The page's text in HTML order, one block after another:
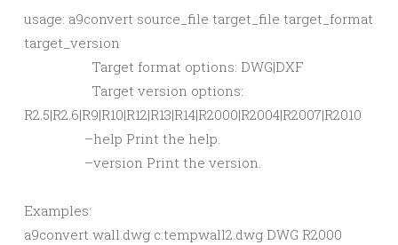
usage: a9convert source_file target_file target_format
target_version
Target format options: DWG|DXF
Target version options:
R2.5|R2.6|R9|R10|R12|R13|R14|R2000|R2004|R2007|R2010
–help Print the help.
–version Print the version.
Examples:
a9convert wall.dwg c:tempwall2.dwg DWG R2000